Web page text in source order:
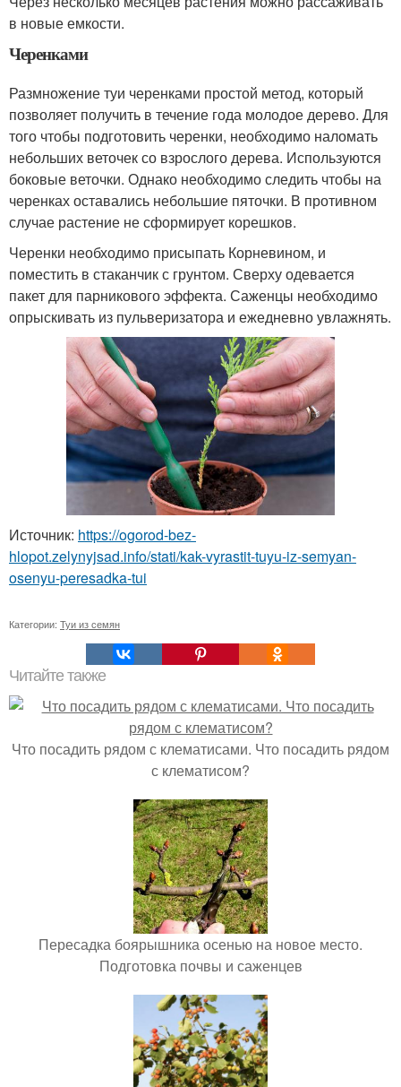
в новые емкости.
Черенками
Размножение туи черенками простой метод, который
позволяет получить в течение года молодое дерево. Для
того чтобы подготовить черенки, необходимо наломать
небольших веточек со взрослого дерева. Используются
боковые веточки. Однако необходимо следить чтобы на
черенках оставались небольшие пяточки. В противном
случае растение не сформирует корешков.
Черенки необходимо присыпать Корневином, и
поместить в стаканчик с грунтом. Сверху одевается
пакет для парникового эффекта. Саженцы необходимо
опрыскивать из пульверизатора и ежедневно увлажнять.
Источник: https://ogorod-bez-
hlopot.zelynyjsad.info/stati/kak-vyrastit-tuyu-iz-semyan-
osenyu-peresadka-tui
Категории: Туи из семян
Читайте также
Что посадить рядом с клематисами. Что посадить рядом
с клематисом?
Пересадка боярышника осенью на новое место.
Подготовка почвы и саженцев